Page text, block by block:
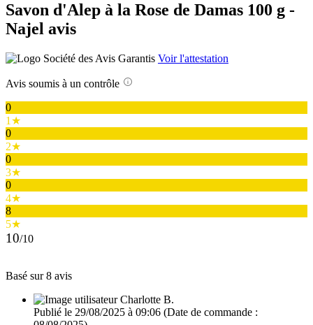
Savon d'Alep à la Rose de Damas 100 g -
Najel avis
Voir l'attestation
Avis soumis à un contrôle
0
1★
0
2★
0
3★
0
4★
8
5★
10/10
Basé sur 8 avis
Charlotte B.
Publié le 29/08/2025 à 09:06 (Date de commande :